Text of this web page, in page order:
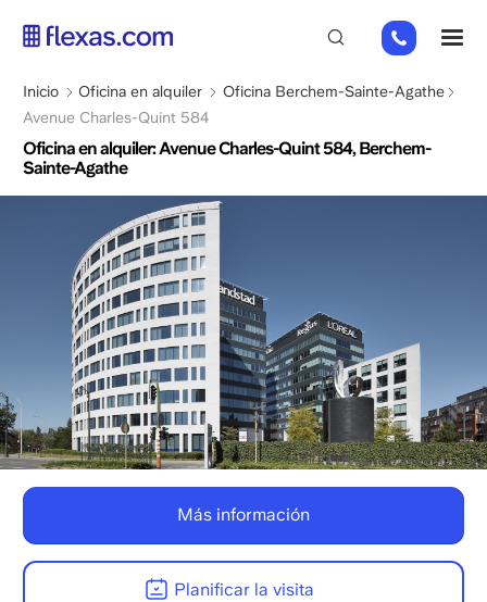
principal
02
808
65
Sobrescribir
enlaces
de
ayuda
a
navegación
Inicio Oficina en alquiler
Oficina Berchem-Sainte-Agathe
Avenue Charles-Quint 584
Oficina en alquiler: Avenue Charles-Quint 584, Berchem-
Sainte-Agathe
Más información
Planificar la visita